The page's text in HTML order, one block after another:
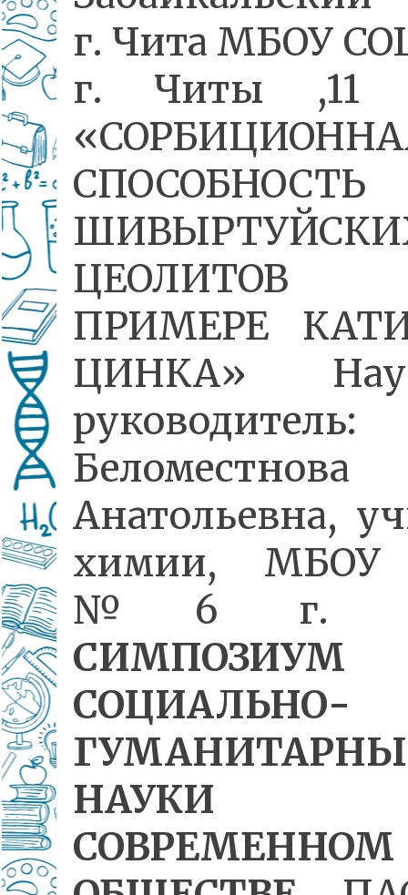
г. Чита МБОУ
г. Читы ,11
СПОСОБНОСТЬ
ПРИМЕРЕ
ЦИНКА»
руководитель:
Анатольевна,
химии,
№6 г.
СОЦИАЛЬНО-
СОВРЕМЕННОМ